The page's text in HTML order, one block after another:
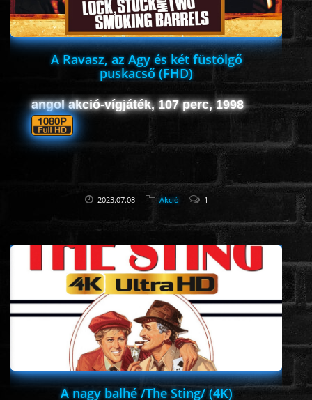
HÁBORÚS
KATASZTRÓFA
CSALÁDI
WESTERN
DOKUMENTUMFILMEK
ÉLŐ ADÁSOK (LIVE)
SOROZAT
KARÁCSONYI FILMEK
PC-GAME
A Ravasz, az Agy és két füstölgő
puskacső (FHD)
angol akció-vígjáték, 107 perc, 1998
2023.07.08 Akció 1
A nagy balhé /The Sting/ (4K)